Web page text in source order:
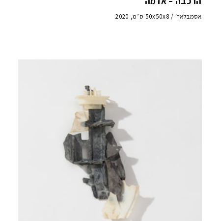
אסמבלאז׳ / 50x50x8 ס״מ, 2020